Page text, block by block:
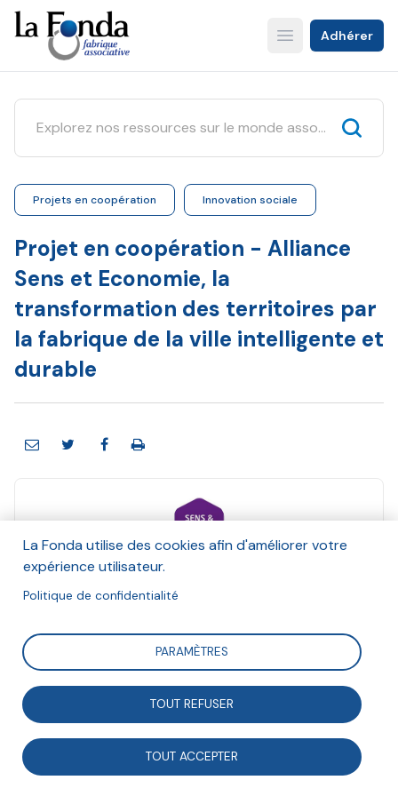
Aller
au
contenu
principal
Open main menu
Adhérer
Projets en coopération Innovation sociale
Projet en coopération - Alliance
Sens et Economie, la
transformation des territoires par
la fabrique de la ville intelligente et
durable
Alliance Sens & Économie
Décembre 2021
Suivre
Pour développer l’innovation et la création de valeur
économique, sociale et environnementale sur les
La Fonda utilise des cookies afin d'améliorer votre
expérience utilisateur.
Politique de confidentialité
PARAMÈTRES
TOUT REFUSER
TOUT ACCEPTER